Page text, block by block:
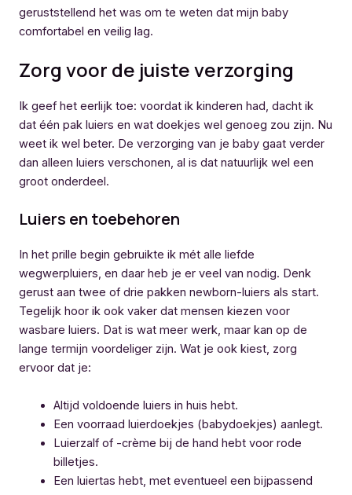
geruststellend het was om te weten dat mijn baby
comfortabel en veilig lag.
Zorg voor de juiste verzorging
Ik geef het eerlijk toe: voordat ik kinderen had, dacht ik
dat één pak luiers en wat doekjes wel genoeg zou zijn. Nu
weet ik wel beter. De verzorging van je baby gaat verder
dan alleen luiers verschonen, al is dat natuurlijk wel een
groot onderdeel.
Luiers en toebehoren
In het prille begin gebruikte ik mét alle liefde
wegwerpluiers, en daar heb je er veel van nodig. Denk
gerust aan twee of drie pakken newborn-luiers als start.
Tegelijk hoor ik ook vaker dat mensen kiezen voor
wasbare luiers. Dat is wat meer werk, maar kan op de
lange termijn voordeliger zijn. Wat je ook kiest, zorg
ervoor dat je:
Altijd voldoende luiers in huis hebt.
Een voorraad luierdoekjes (babydoekjes) aanlegt.
Luierzalf of -crème bij de hand hebt voor rode
billetjes.
Een luiertas hebt, met eventueel een bijpassend